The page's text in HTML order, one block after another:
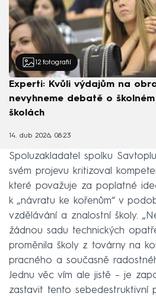
12 fotografií
Experti: Kvůli výdajům na
nevyhneme debatě o
školách
14. dub 2026, 08:23
Spoluzakladatel spolku
svém projevu kritizoval
které považuje za poplatné
k „návratu ke kořenům“ v
vzdělávání a znalostní školy.
žádnou sadu technických
proměnila školy z továrny na
pracného a současně
Jednu věc vím ale jistě – je
zastavit tento sebedestruktivní